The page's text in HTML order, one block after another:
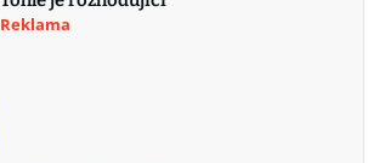
Reklama